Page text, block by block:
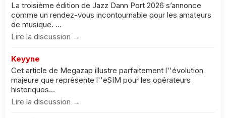
La troisième édition de Jazz Dann Port 2026 s’annonce
comme un rendez-vous incontournable pour les amateurs
de musique. ...
Lire la discussion →
Keyyne
Cet article de Megazap illustre parfaitement l''évolution
majeure que représente l''eSIM pour les opérateurs
historiques...
Lire la discussion →